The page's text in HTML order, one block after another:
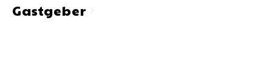
Gastgeberchevron_right